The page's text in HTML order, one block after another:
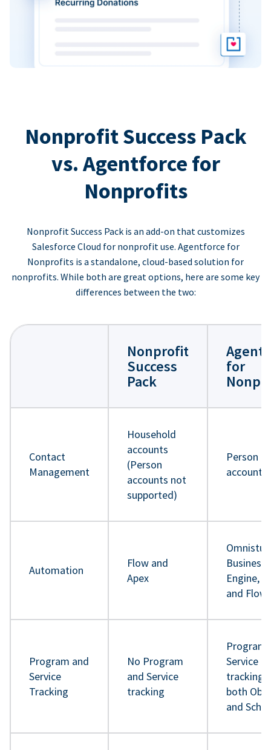
Nonprofit Success Pack
vs. Agentforce for
Nonprofits
Nonprofit Success Pack is an add-on that customizes
Salesforce Cloud for nonprofit use. Agentforce for
Nonprofits is a standalone, cloud-based solution for
nonprofits. While both are great options, here are some key
differences between the two:
Nonprofit
Success
Pack
for
Contact
Management
Household
accounts
(Person
accounts not
supported)
Person
accounts
Automation
Flow and
Apex
Business
Engine,
and Flow
Program and
Service
Tracking
No Program
and Service
tracking
Program
Service
tracking
both
and